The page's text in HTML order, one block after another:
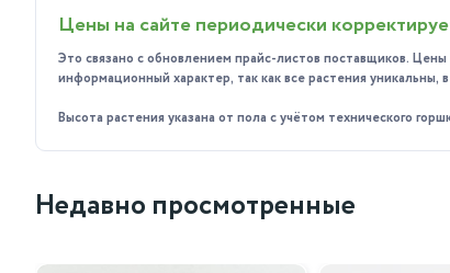
Подкормка: удобряйте растение в период
зимой сократите подкормку до одного раза в
зеленью на протяжении многих лет.
Цены на сайте периодически
Это связано с обновлением прайс-листов поставщиков.
информационный характер, так как все растения
Высота растения указана от пола с учётом технического
Недавно просмотренные